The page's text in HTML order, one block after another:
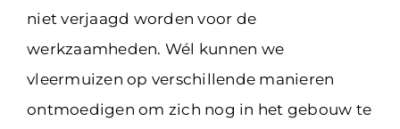
niet verjaagd worden voor de
werkzaamheden. Wél kunnen we
vleermuizen op verschillende manieren
ontmoedigen om zich nog in het gebouw te